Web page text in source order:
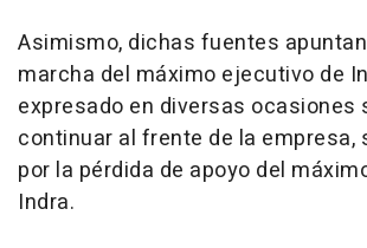
Asimismo, dichas fuentes
marcha del máximo ejecutivo de
expresado en diversas ocasiones
continuar al frente de la
por la pérdida de apoyo del
Indra.